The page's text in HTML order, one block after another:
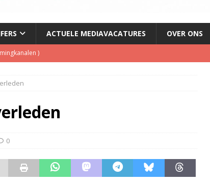
ACTUELE MEDIAVACATURES OVER ONS
)
september, goed voor besparing van bijna 250.000 euro
wil wel naast Mattie Valk iedere ochtend op Qmusic,
podcasts in gevaar met skipknop
0